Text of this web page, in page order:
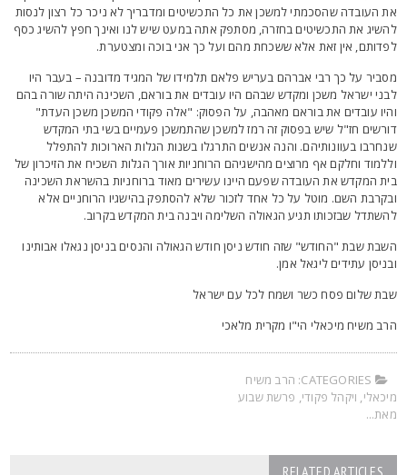
העובדה שהסכמתי למשכן את כל התכשיטים ומדבריך לא ניכר כל רצון לנסות
את התכשיטים בחזרה, מסתפק אתה במעט שיש לנו ואינך חפץ להשיג כסף
אין זאת אלא ששכחת מהם ועל כך אני בוכה ומצטערת.
על כך רבי אברהם בעריש פלאם תלמידו של המגיד מדובנה – בעבר היו
ישראל משכן ומקדש שבהם היו עובדים את בוראם, השכינה היתה שורה בהם
עובדים את בוראם מאהבה, על הפסוק: "אלה פקודי המשכן משכן העדת"
חז"ל שיש בפסוק זה רמז למשכן שהתמשכן פעמיים בשי בתי המקדש
בעוונותיהם. והנה אנשים התרגלו בשנות הגלות הארוכות להתפלל
וחלקם אף מרוצים מהישגיהם הרוחניות אורך הגלות השכיח את הזיכרון של
המקדש את העובדה שפעם היינו עשירים מאוד ברוחניות בהשראת השכינה
השם. מוטל על כל אחד לזכור שלא להסתפק בהישגיו הרוחניים אלא
שבזכותו תגיע הגאולה השלימה ויבנה בית המקדש בקרוב.
שבת "החודש" שזה חודש ניסן חודש הגאולה והנסים בניסן נגאלו אבותינו
עתידים ליגאל אמן.
שלום פסח כשר ושמח לכל עם ישראל
משיח מיכאלי הי"ו מקרית מלאכי
CATEGORIES:
הרב משיח
,ויקהל פקודי,פרשת שבוע
RELATED ARTICLES